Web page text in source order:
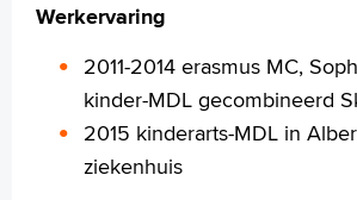
Werkervaring
2011-2014 erasmus MC,
kinder-MDL gecombineerd
2015 kinderarts-MDL in
ziekenhuis